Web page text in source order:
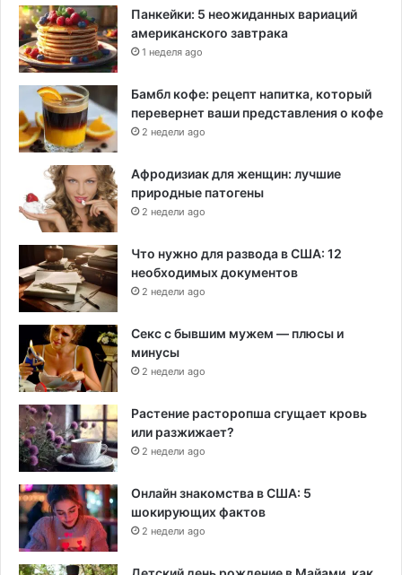
Панкейки: 5 неожиданных вариаций
американского завтрака
1 неделя ago
Бамбл кофе: рецепт напитка, который
перевернет ваши представления о кофе
2 недели ago
Афродизиак для женщин: лучшие
природные патогены
2 недели ago
Что нужно для развода в США: 12
необходимых документов
2 недели ago
Секс с бывшим мужем — плюсы и
минусы
2 недели ago
Растение расторопша сгущает кровь
или разжижает?
2 недели ago
Онлайн знакомства в США: 5
шокирующих фактов
2 недели ago